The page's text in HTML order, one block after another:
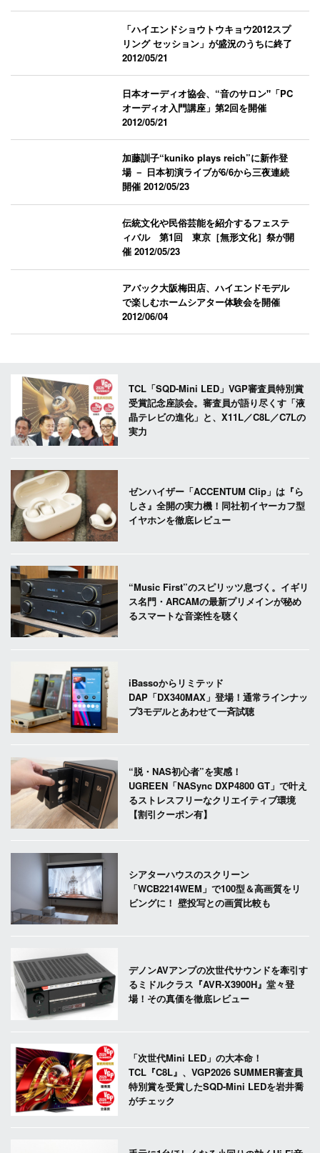
「ハイエンドショウトウキョウ2012スプ
リング セッション」が盛況のうちに終了
2012/05/21
日本オーディオ協会、“音のサロン"「PC
オーディオ入門講座」第2回を開催
2012/05/21
加藤訓子“kuniko plays reich”に新作登
場 － 日本初演ライブが6/6から三夜連続
開催2012/05/23
伝統文化や民俗芸能を紹介するフェステ
ィバル 第1回 東京［無形文化］祭が開
催2012/05/23
アバック大阪梅田店、ハイエンドモデル
で楽しむホームシアター体験会を開催
2012/06/04
TCL「SQD-Mini LED」VGP審査員特別賞
受賞記念座談会。審査員が語り尽くす「液
晶テレビの進化」と、X11L／C8L／C7Lの
実力
ゼンハイザー「ACCENTUM Clip」は『ら
しさ』全開の実力機！同社初イヤーカフ型
イヤホンを徹底レビュー
“Music First”のスピリッツ息づく。イギリ
ス名門・ARCAMの最新プリメインが秘め
るスマートな音楽性を聴く
iBassoからリミテッド
DAP「DX340MAX」登場！通常ラインナッ
プ3モデルとあわせて一斉試聴
“脱・NAS初心者”を実感！
UGREEN「NASync DXP4800 GT」で叶え
るストレスフリーなクリエイティブ環境
【割引クーポン有】
シアターハウスのスクリーン
「WCB2214WEM」で100型＆高画質をリ
ビングに！ 壁投写との画質比較も
デノンAVアンプの次世代サウンドを牽引す
るミドルクラス『AVR-X3900H』堂々登
場！その真価を徹底レビュー
「次世代Mini LED」の大本命！
TCL『C8L』、VGP2026 SUMMER審査員
特別賞を受賞したSQD-Mini LEDを岩井喬
がチェック